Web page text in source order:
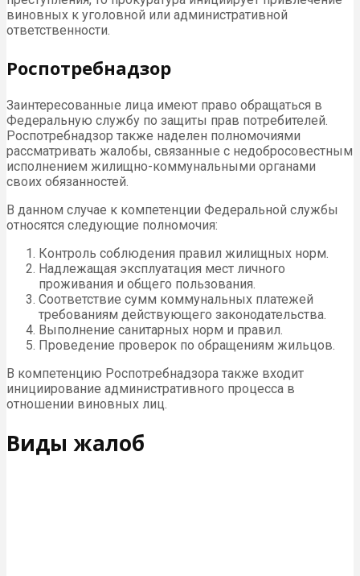
виновных к уголовной или административной
ответственности.
Роспотребнадзор
Заинтересованные лица имеют право обращаться в
Федеральную службу по защиты прав потребителей.
Роспотребнадзор также наделен полномочиями
рассматривать жалобы, связанные с недобросовестным
исполнением жилищно-коммунальными органами
своих обязанностей.
В данном случае к компетенции Федеральной службы
относятся следующие полномочия:
Контроль соблюдения правил жилищных норм.
Надлежащая эксплуатация мест личного
проживания и общего пользования.
Соответствие сумм коммунальных платежей
требованиям действующего законодательства.
Выполнение санитарных норм и правил.
Проведение проверок по обращениям жильцов.
В компетенцию Роспотребнадзора также входит
инициирование административного процесса в
отношении виновных лиц.
Виды жалоб